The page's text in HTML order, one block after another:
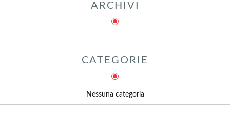
ARCHIVI
CATEGORIE
Nessuna categoria